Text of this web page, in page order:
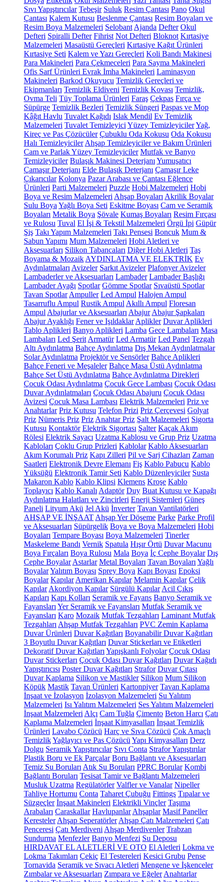
Sıvı Yapıştırıcılar Tebeşir Suluk Resim Çantası Pano Okul
Çantası Kalem Kutusu Beslenme Çantası Resim Boyaları ve
Resim Boya Malzemeleri Selobant Ajanda Defter Okul
Defteri Spiralli Defter Fihrist Not Defteri Bloknot Kırtasiye
Malzemeleri Masaüstü Gereçleri Kırtasiye Kağıt Ürünleri
Kırtasiye Seti Kalem ve Yazı Gereçleri Koli Bandı Makinesi
Para Makineleri Para Çekmeceleri Para Sayma Makineleri
Ofis Sarf Ürünleri Evrak İmha Makineleri Laminasyon
Makineleri Barkod Okuyucu Temizlik Gereçleri ve
Ekipmanları Temizlik Eldiveni Temizlik Kovası Temizlik,
Ovma Teli Tüy Toplama Ürünleri Faraş Çekpas Fırça ve
Süpürge Temizlik Bezleri Temizlik Süngeri Paspas ve Mop
Kâğıt Havlu Tuvalet Kağıdı Islak Mendil Ev Temizlik
Malzemeleri Tuvalet Temizleyici Yüzey TemizleyicilerYağ,
Kireç ve Pas Çözücüler Çubuklu Oda Kokusu Oda Kokusu
Halı Temizleyiciler Ahşap Temizleyiciler ve Bakım Ürünleri
Cam ve Parlak Yüzey Temizleyiciler Mutfak ve Banyo
Temizleyiciler Bulaşık Makinesi Deterjanı Yumuşatıcı
Çamaşır Deterjanı Elde Bulaşık Deterjanı Çamaşır Leke
Çıkarıcılar Kolonya Pazar Arabası ve Çantası Eğlence
Ürünleri Parti Malzemeleri Puzzle Hobi Malzemeleri Hobi
Boya ve Resim Malzemeleri Ahşap Boyaları Akrilik Boyalar
Sulu Boya Yağlı Boya Seti Eskitme Boyası Cam ve Seramik
Boyaları Metalik Boya Şövale Kumaş Boyaları Resim Fırçası
ve Rulosu Tuval El İşi & Tekstil Malzemeleri Örgü İpi Güpür
Şiş Takı Yapım Malzemeleri Takı Pensesi Boncuk Mum &
Sabun Yapımı Mum Malzemeleri Hobi Aletleri ve
Aksesuarları Silikon Tabancaları Diğer Hobi Aletleri Taş
Boyama & Mozaik AYDINLATMA VE ELEKTRİK Ev
Aydınlatmaları Avizeler Sarkıt Avizeler Plafonyer Avizeler
Lambaderler ve Aksesuarları Lambader Lambader Başlığı
Lambader Ayağı Spotlar Gömme Spotlar Sıvaüstü Spotlar
Tavan Spotlar Ampuller Led Ampul Halojen Ampul
Tasarruflu Ampul Rustik Ampul Akıllı Ampul Floresan
Ampul Abajurlar ve Aksesuarları Abajur Abajur Şapkaları
Abajur Ayaklığı Fener ve Işıldaklar Aplikler Duvar Aplikleri
Tablo Aplikleri Banyo Aplikleri Lamba Gece Lambaları Masa
Lambaları Led Şerit Armatür Led Armatür Led Panel Tezgah
Altı Aydınlatma Bahçe Aydınlatma Dış Mekan Aydınlatmalar
Solar Aydınlatma Projektör ve Sensörler Bahçe Aplikleri
Bahçe Feneri ve Meşaleler Bahçe Masa Üstü Aydınlatma
Bahçe Set Üstü Aydınlatma Bahçe Aydınlatma Direkleri
Çocuk Odası Aydınlatma Çocuk Gece Lambası Çocuk Odası
Duvar Aydınlatmaları Çocuk Odası Abajuru Çocuk Odası
Avizesi Çocuk Masa Lambası Elektrik Malzemeleri Priz ve
Anahtarlar Priz Kutusu Telefon Prizi Priz Çerçevesi Golyat
Priz Nümeris Priz Priz Anahtar Priz Şalt Malzemeleri Sigorta
Kutusu Kontaktör Elektrik Sigortası Şalter Kaçak Akım
Rölesi Elektrik Sayacı Uzatma Kablosu ve Grup Priz Uzatma
Kabloları Çoklu Grup Prizleri Kablolar Kablo Aksesuarları
Akım Korumalı Priz Kapı Zilleri Pil ve Şarj Cihazları Zaman
Saatleri Elektronik Devre Elemanı Fiş Kablo Pabucu Kablo
Yüksüğü Elektronik Tamir Seti Kablo Düzenleyiciler Susta
Makaron Kablo Kablo Klipsi Klemens Kroşe Kablo
Toplayıcı Kablo Kanalı Adaptör Duy Buat Kutusu ve Kapağı
Aydınlatma Halatları ve Zincirleri Enerji Sistemleri Güneş
Paneli Lityum Akü Jel Akü İnverter Tavan Vantilatörleri
AHŞAP VE İNŞAAT Ahşap Yer Döşeme Parke Parke Profil
ve Aksesuarları Süpürgelik Boya ve Boya Malzemeleri Hobi
Boyaları Tempare Boyası Boya Malzemeleri Tinerler
Maskeleme Bandı Vernik Spatula Hışır Örtü Duvar Macunu
Boya Fırçaları Boya Rulosu Mala Boya İç Cephe Boyalar Dış
Cephe Boyalar Astarlar Metal Boyaları Tavan Boyaları Yağlı
BoyalarYalıtım Boyası Sprey Boya Kapı Boyası Epoksi
Boyalar Kapılar Amerikan Kapılar Melamin Kapılar Çelik
Kapılar Akordiyon Kapılar Sürgülü Kapılar Acil Çıkış
Kapıları Kapı Kolları Seramik ve Fayans Banyo Seramik ve
Fayansları Yer Seramik ve Fayansları Mutfak Seramik ve
Fayansları Karo Mozaik Mutfak Tezgahları Laminant Mutfak
Tezgahları Ahşap Mutfak Tezgahları PVC Zemin Kaplama
Duvar Ürünleri Duvar Kağıtları Boyanabilir Duvar Kağıtları
3 Boyutlu Duvar Kağıtları Duvar Stickerları ve Etiketleri
Dekoratif Duvar Kağıtları Yapışkanlı Folyolar Çocuk Odası
Duvar Stickerları Çocuk Odası Duvar Kağıtları Duvar Kağıdı
Yapıştırıcısı Poster Duvar Kağıtları Strafor Duvar Çıtası
Duvar Kaplama Silikon ve Mastikler Silikon Mum Silikon
Köpük Mastik Tavan Ürünleri Kartonpiyer Tavan Kaplama
İnşaat ve İzolasyon İzolasyon Malzemeleri Su Yalıtım
Malzemeleri Isı Yalıtım Malzemeleri Ses Yalıtım Malzemeleri
İnşaat Malzemeleri Alçı Cam Tuğla Çimento Beton Harcı Çatı
Kaplama Malzemeleri İnşaat Kimyasalları İnşaat Temizlik
Ürünleri Lavabo Çözücü Harç ve Sıva Çözücü Çok Amaçlı
TemizlikYağlayıcı ve Pas Çözücü Yapı Kimyasalları Derz
Dolgu Seramik Yapıştırıcılar Sıvı Conta Strafor Yapıştırılar
Plastik Boru ve Ek Parçalar Boru Bağlantı ve Aksesuarları
Temiz Su Boruları Atık Su Boruları PPRC Borular Kombi
Bağlantı Boruları Tesisat Tamir ve Bağlantı Malzemeleri
Musluk Uzatma Regülatörler Valfler ve Vanalar Nipeller
Tahliye Hortumu Conta Taharet Çubuğu Fittings Tıpalar ve
Süzgeçler İnşaat Makineleri Elektrikli Vinçler Taşıma
Arabaları Caraskallar Havlupanlar Ahşaplar Masif Paneller
Keresteler Ahşap Seperatörler Ahşap Çatı Malzemeleri Çatı
Penceresi Çatı Merdiveni Ahşap Merdivenler Trabzan
Sundurma Menfezler Banyo Menfezi Su Deposu
HIRDAVAT EL ALETLERİ VE OTO El Aletleri Lokma ve
Lokma Takımları Çekiç El Testereleri Kesici Grubu Pense
Tornavida Seramik ve Sıvacı Aletleri Mengene ve İşkenceler
Zımbalar ve Aksesuarları Zımpara ve Eğeler Anahtarlar